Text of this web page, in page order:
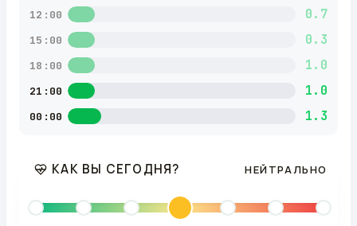
12:00 0.7
15:00 0.3
18:00 1.0
21:00 1.0
00:00 1.3
КАК ВЫ СЕГОДНЯ? НЕЙТРАЛЬНО